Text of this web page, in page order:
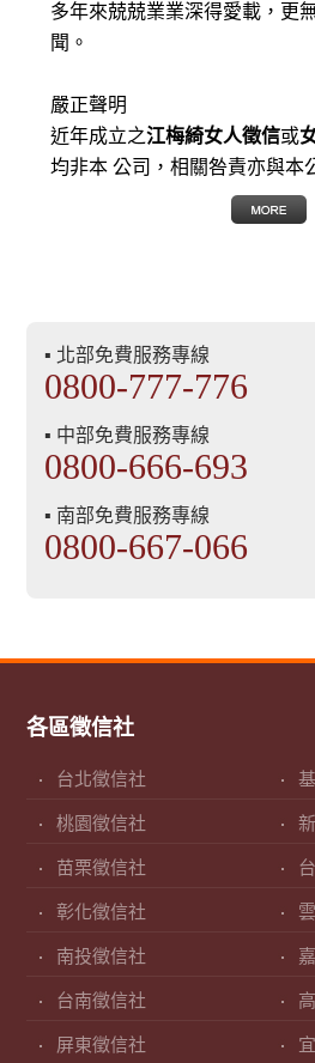
多年來兢兢業業深得愛載，更
聞。
嚴正聲明
近年成立之江梅綺女人徵信或
均非本 公司，相關咎責亦與本
▪ 北部免費服務專線
0800-777-776
▪ 中部免費服務專線
0800-666-693
▪ 南部免費服務專線
0800-667-066
各區徵信社
台北徵信社
桃園徵信社
苗栗徵信社
彰化徵信社
南投徵信社
台南徵信社
屏東徵信社